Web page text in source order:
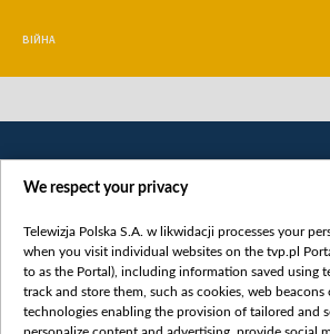
ВІЙНА
Категорії
Новини
We respect your privacy
Telewizja Polska S.A. w likwidacji processes your
when you visit individual websites on the tvp.pl
to as the Portal), including information saved using
track and store them, such as cookies, web beacons
technologies enabling the provision of tailored and